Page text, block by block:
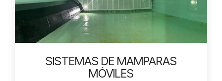
SISTEMAS DE MAMPARAS
MÓVILES